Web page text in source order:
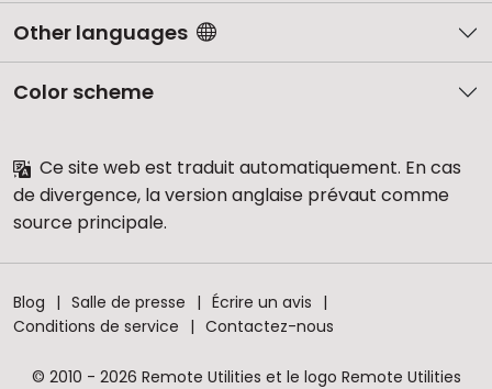
Other languages
Color scheme
Ce site web est traduit automatiquement. En cas
de divergence, la version anglaise prévaut comme
source principale.
Blog Salle de presse
Écrire un avis
Conditions de service
Contactez-nous
© 2010 - 2026 Remote Utilities et le logo Remote Utilities